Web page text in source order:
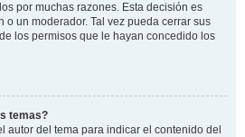
por muchas razones. Esta decisión es
o un moderador. Tal vez pueda cerrar sus
los permisos que le hayan concedido los
temas?
autor del tema para indicar el contenido del